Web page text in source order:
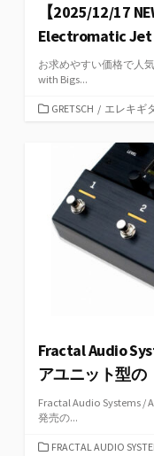
【2025/12/17
Electromatic Jet
お求めやすい価格で人
with Bigs...
カGRETSCH / エレキギ
Fractal Audio
アユニット型の
Fractal Audio Systems /
発売の...
カFRACTAL AUDIO